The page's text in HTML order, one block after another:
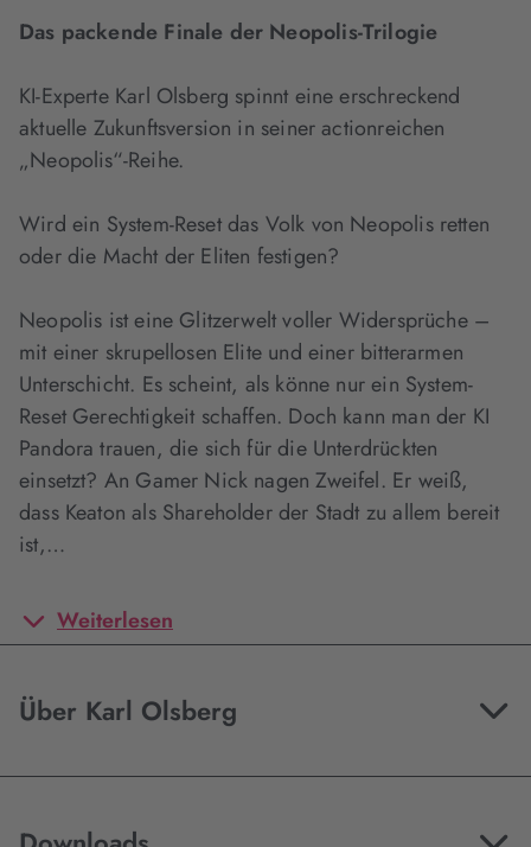
Das packende Finale der Neopolis-Trilogie
KI-Experte Karl Olsberg spinnt eine erschreckend
aktuelle Zukunftsversion in seiner actionreichen
„Neopolis“-Reihe.
Wird ein System-Reset das Volk von Neopolis retten
oder die Macht der Eliten festigen?
Neopolis ist eine Glitzerwelt voller Widersprüche –
mit einer skrupellosen Elite und einer bitterarmen
Unterschicht. Es scheint, als könne nur ein System-
Reset Gerechtigkeit schaffen. Doch kann man der KI
Pandora trauen, die sich für die Unterdrückten
einsetzt? An Gamer Nick nagen Zweifel. Er weiß,
dass Keaton als Shareholder der Stadt zu allem bereit
ist,…
Weiterlesen
Über Karl Olsberg